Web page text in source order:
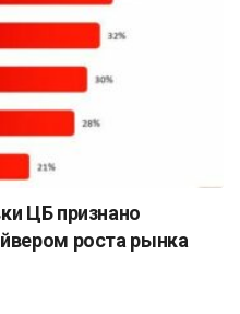
ЦБ признано
роста рынка